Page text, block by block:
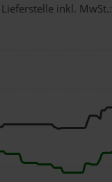
inkl. MwSt.: